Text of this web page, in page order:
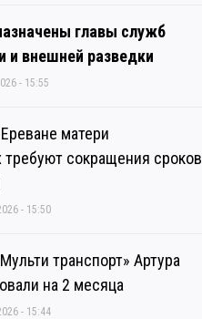
главы служб
и внешней разведки
- 15:55
матери
сокращения сроков
- 15:50
транспорт» Артура
на 2 месяца
- 15:44